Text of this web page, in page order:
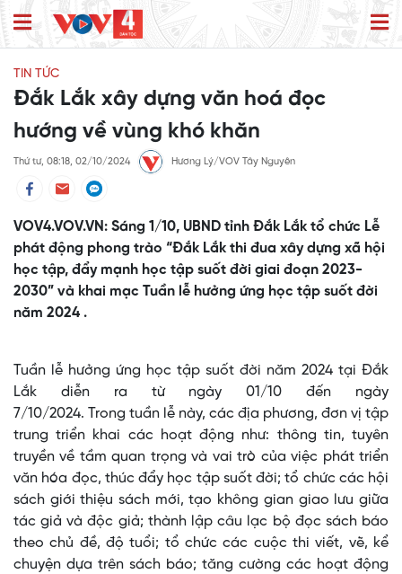
TIN TỨC
Đắk Lắk xây dựng văn hoá đọc
hướng về vùng khó khăn
Thứ tư, 08:18, 02/10/2024 Hương Lý/VOV Tây Nguyên
VOV4.VOV.VN: Sáng 1/10, UBND tỉnh Đắk Lắk tổ chức Lễ
phát động phong trào “Đắk Lắk thi đua xây dựng xã hội
học tập, đẩy mạnh học tập suốt đời giai đoạn 2023-
2030” và khai mạc Tuần lễ hưởng ứng học tập suốt đời
năm 2024 .
Tuần lễ hưởng ứng học tập suốt đời năm 2024 tại Đắk
Lắk diễn ra từ ngày 01/10 đến ngày
7/10/2024. Trong tuần lễ này, các địa phương, đơn vị tập
trung triển khai các hoạt động như: thông tin, tuyên
truyền về tầm quan trọng và vai trò của việc phát triển
văn hóa đọc, thúc đẩy học tập suốt đời; tổ chức các hội
sách giới thiệu sách mới, tạo không gian giao lưu giữa
tác giả và độc giả; thành lập câu lạc bộ đọc sách báo
theo chủ đề, độ tuổi; tổ chức các cuộc thi viết, vẽ, kể
chuyện dựa trên sách báo; tăng cường các hoạt động